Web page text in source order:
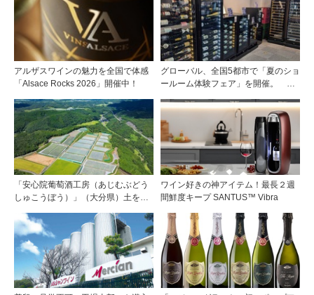
アルザスワインの魅力を全国で体感
「Alsace Rocks 2026」開催中！
グローバル、全国5都市で「夏のショ
ールーム体験フェア」を開催。 ワ
験！！
「安心院葡萄酒工房（あじむぶどう
しゅこうぼう）」（大分県）土を作
ワインに実を結ぶ
ワイン好きの神アイテム！最長２週
間鮮度キープ SANTUS™ Vibra